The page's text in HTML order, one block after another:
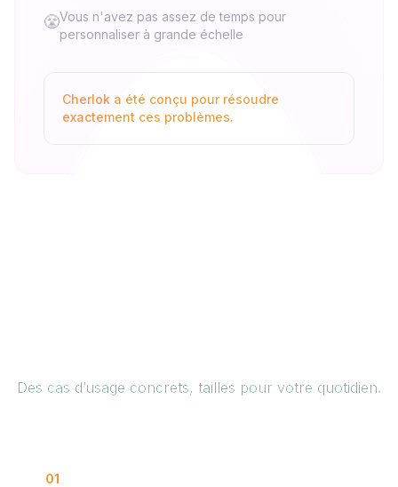
😤Vous n'avez pas assez de temps pour
personnaliser à grande échelle
Cherlok a été conçu pour résoudre
exactement ces problèmes.
Des cas d’usage concrets, tailles pour votre quotidien.
01